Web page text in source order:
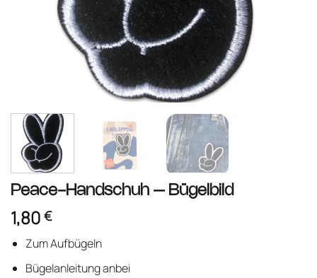
Peace-Handschuh – Bügelbild
1,80 €
Zum Aufbügeln
Bügelanleitung anbei